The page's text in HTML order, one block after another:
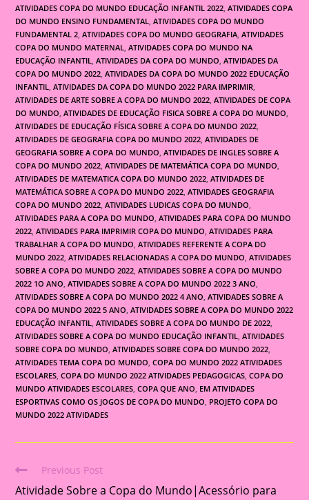
ATIVIDADES COPA DO MUNDO EDUCAÇÃO INFANTIL 2022, ATIVIDADES COPA
DO MUNDO ENSINO FUNDAMENTAL, ATIVIDADES COPA DO MUNDO
FUNDAMENTAL 2, ATIVIDADES COPA DO MUNDO GEOGRAFIA, ATIVIDADES
COPA DO MUNDO MATERNAL, ATIVIDADES COPA DO MUNDO NA
EDUCAÇÃO INFANTIL, ATIVIDADES DA COPA DO MUNDO, ATIVIDADES DA
COPA DO MUNDO 2022, ATIVIDADES DA COPA DO MUNDO 2022 EDUCAÇÃO
INFANTIL, ATIVIDADES DA COPA DO MUNDO 2022 PARA IMPRIMIR,
ATIVIDADES DE ARTE SOBRE A COPA DO MUNDO 2022, ATIVIDADES DE COPA
DO MUNDO, ATIVIDADES DE EDUCAÇÃO FISICA SOBRE A COPA DO MUNDO,
ATIVIDADES DE EDUCAÇÃO FÍSICA SOBRE A COPA DO MUNDO 2022,
ATIVIDADES DE GEOGRAFIA COPA DO MUNDO 2022, ATIVIDADES DE
GEOGRAFIA SOBRE A COPA DO MUNDO, ATIVIDADES DE INGLES SOBRE A
COPA DO MUNDO 2022, ATIVIDADES DE MATEMÁTICA COPA DO MUNDO,
ATIVIDADES DE MATEMATICA COPA DO MUNDO 2022, ATIVIDADES DE
MATEMÁTICA SOBRE A COPA DO MUNDO 2022, ATIVIDADES GEOGRAFIA
COPA DO MUNDO 2022, ATIVIDADES LUDICAS COPA DO MUNDO,
ATIVIDADES PARA A COPA DO MUNDO, ATIVIDADES PARA COPA DO MUNDO
2022, ATIVIDADES PARA IMPRIMIR COPA DO MUNDO, ATIVIDADES PARA
TRABALHAR A COPA DO MUNDO, ATIVIDADES REFERENTE A COPA DO
MUNDO 2022, ATIVIDADES RELACIONADAS A COPA DO MUNDO, ATIVIDADES
SOBRE A COPA DO MUNDO 2022, ATIVIDADES SOBRE A COPA DO MUNDO
2022 1O ANO, ATIVIDADES SOBRE A COPA DO MUNDO 2022 3 ANO,
ATIVIDADES SOBRE A COPA DO MUNDO 2022 4 ANO, ATIVIDADES SOBRE A
COPA DO MUNDO 2022 5 ANO, ATIVIDADES SOBRE A COPA DO MUNDO 2022
EDUCAÇÃO INFANTIL, ATIVIDADES SOBRE A COPA DO MUNDO DE 2022,
ATIVIDADES SOBRE A COPA DO MUNDO EDUCAÇÃO INFANTIL, ATIVIDADES
SOBRE COPA DO MUNDO, ATIVIDADES SOBRE COPA DO MUNDO 2022,
ATIVIDADES TEMA COPA DO MUNDO, COPA DO MUNDO 2022 ATIVIDADES
ESCOLARES, COPA DO MUNDO 2022 ATIVIDADES PEDAGOGICAS, COPA DO
MUNDO ATIVIDADES ESCOLARES, COPA QUE ANO, EM ATIVIDADES
ESPORTIVAS COMO OS JOGOS DE COPA DO MUNDO, PROJETO COPA DO
MUNDO 2022 ATIVIDADES
Read
more
Previous Post
Atividade Sobre a Copa do Mundo|Acessório para